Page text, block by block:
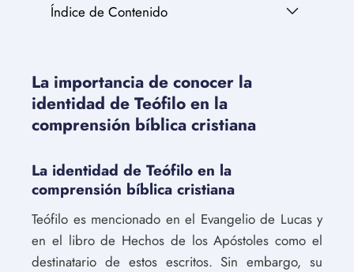
Índice de Contenido
La importancia de conocer la
identidad de Teófilo en la
comprensión bíblica cristiana
La identidad de Teófilo en la
comprensión bíblica cristiana
Teófilo es mencionado en el Evangelio de Lucas y
en el libro de Hechos de los Apóstoles como el
destinatario de estos escritos. Sin embargo, su